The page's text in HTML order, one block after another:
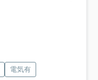
電気有